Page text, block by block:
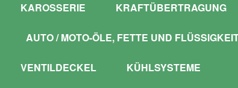
KAROSSERIE KRAFTÜBERTRAGUNG
AUTO / MOTO-ÖLE, FETTE UND
VENTILDECKEL KÜHLSYSTEME